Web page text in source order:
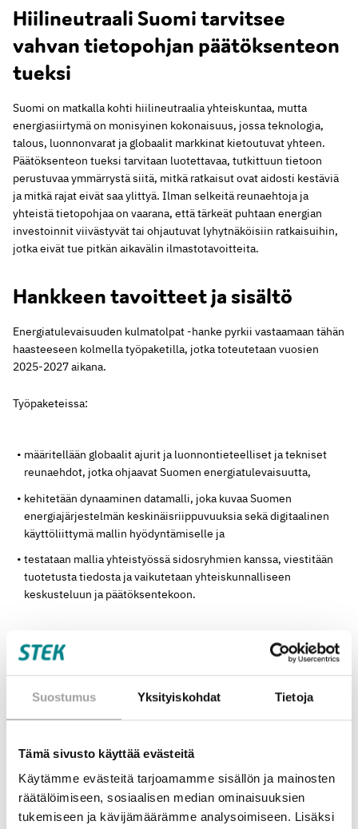
Suostumus Yksityiskohdat Tietoja
Tämä sivusto käyttää evästeitä
Käytämme evästeitä tarjoamamme sisällön ja mainosten
räätälöimiseen, sosiaalisen median ominaisuuksien
tukemiseen ja kävijämäärämme analysoimiseen. Lisäksi
Hiilineutraali Suomi tarvitsee
vahvan tietopohjan päätöksenteon
tueksi
Suomi on matkalla kohti hiilineutraalia yhteiskuntaa, mutta
energiasiirtymä on monisyinen kokonaisuus, jossa teknologia,
talous, luonnonvarat ja globaalit markkinat kietoutuvat yhteen.
Päätöksenteon tueksi tarvitaan luotettavaa, tutkittuun tietoon
perustuvaa ymmärrystä siitä, mitkä ratkaisut ovat aidosti kestäviä
ja mitkä rajat eivät saa ylittyä. Ilman selkeitä reunaehtoja ja
yhteistä tietopohjaa on vaarana, että tärkeät puhtaan energian
investoinnit viivästyvät tai ohjautuvat lyhytnäköisiin ratkaisuihin,
jotka eivät tue pitkän aikavälin ilmastotavoitteita.
Hankkeen tavoitteet ja sisältö
Energiatulevaisuuden kulmatolpat -hanke pyrkii vastaamaan tähän
haasteeseen kolmella työpaketilla, jotka toteutetaan vuosien
2025-2027 aikana.
Työpaketeissa:
määritellään globaalit ajurit ja luonnontieteelliset ja tekniset
reunaehdot, jotka ohjaavat Suomen energiatulevaisuutta,
kehitetään dynaaminen datamalli, joka kuvaa Suomen
energiajärjestelmän keskinäisriippuvuuksia sekä digitaalinen
käyttöliittymä mallin hyödyntämiselle ja
testataan mallia yhteistyössä sidosryhmien kanssa, viestitään
tuotetusta tiedosta ja vaikutetaan yhteiskunnalliseen
keskusteluun ja päätöksentekoon.
Hankkeen odotetut vaikutukset
mahdollisuuksia:
Parantamalla niin yksityisen kuin julkisenkin sektorin strategista
päätöksentekoa puhtaan energian investoinneissa.
Tukemalla yhteiskunnallista keskustelua ennen vuoden 2027
eduskuntavaaleja ja uuden hallituksen hallitusohjelman